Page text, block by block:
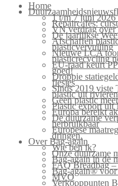
Home
1 t/m 7 juni 2026
Repaircafés:
VN verdrag over
De jaarlijkse
Afschaffen
plasticvervuiling
Nieuwe LCA
plasticrecycling
EU-raad keurt
goed!
Droppie
flesjes
Sinds 2019 viste
plastic uit
Geen plastic
Plastic export uit
Europa bereikt
De duurzame
herbruikbaar
Europese
dringen.
Over Bag-again
Wie ben ik?
Onze duurzame
Bag-again in de
FAQ Breadbag –
Bag-again® voor
MVO
Verkooppunten